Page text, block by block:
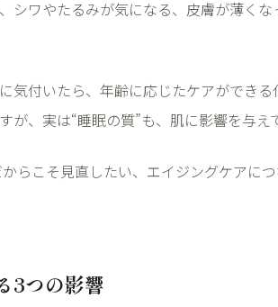
シワやたるみが気になる、皮膚が薄く
気付いたら、年齢に応じたケアができ
が、実は“睡眠の質”も、肌に影響を与え
らこそ見直したい、エイジングケアに
3つの影響